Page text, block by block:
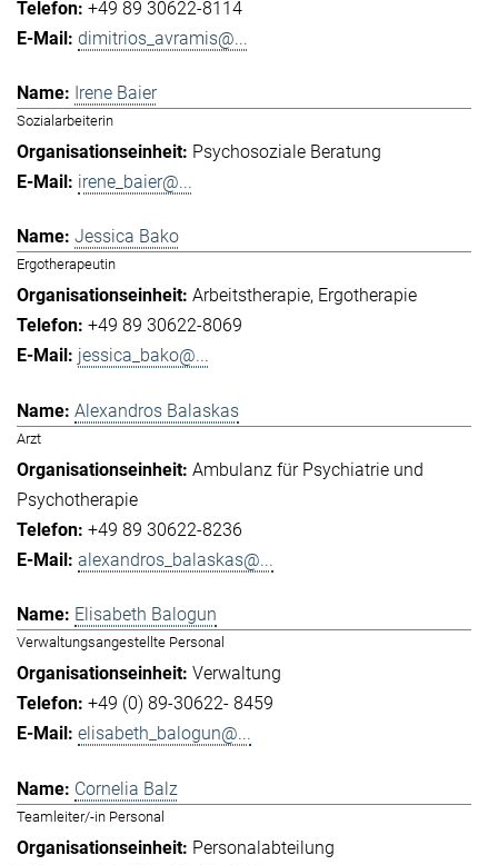
+49 89 30622-8114
dimitrios_avramis@...
Irene Baier
Sozialarbeiterin
Psychosoziale Beratung
irene_baier@...
Jessica Bako
Ergotherapeutin
Arbeitstherapie Ergotherapie
+49 89 30622-8069
jessica_bako@...
Alexandros Balaskas
Arzt
Ambulanz für Psychiatrie und
Psychotherapie
+49 89 30622-8236
alexandros_balaskas@...
Elisabeth Balogun
Verwaltungsangestellte Personal
Verwaltung
+49 (0) 89-30622- 8459
elisabeth_balogun@...
Cornelia Balz
Teamleiter/-in Personal
Personalabteilung